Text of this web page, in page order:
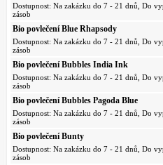
Dostupnost: Na zakázku do 7 - 21 dnů, Do
zásob
Bio povlečení Blue Rhapsody
Dostupnost: Na zakázku do 7 - 21 dnů, Do
zásob
Bio povlečení Bubbles India Ink
Dostupnost: Na zakázku do 7 - 21 dnů, Do
zásob
Bio povlečení Bubbles Pagoda Blue
Dostupnost: Na zakázku do 7 - 21 dnů, Do
zásob
Bio povlečení Bunty
Dostupnost: Na zakázku do 7 - 21 dnů, Do
zásob